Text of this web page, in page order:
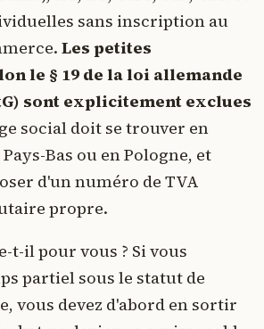
sans inscription au
Les petites
le § 19 de la loi allemande
sont explicitement exclues
social doit se trouver en
Bas ou en Pologne, et
d'un numéro de TVA
propre.
t-il pour vous ? Si vous
partiel sous le statut de
vous devez d'abord en sortir